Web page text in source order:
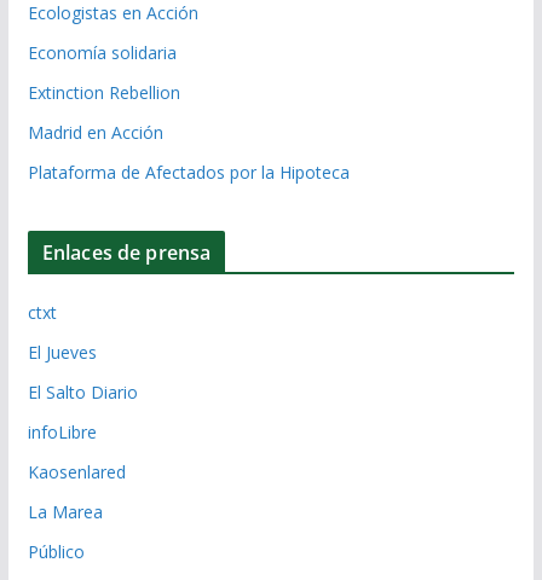
Ecologistas en Acción
Economía solidaria
Extinction Rebellion
Madrid en Acción
Plataforma de Afectados por la Hipoteca
Enlaces de prensa
ctxt
El Jueves
El Salto Diario
infoLibre
Kaosenlared
La Marea
Público